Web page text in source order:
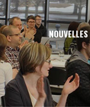
NOUVELLES